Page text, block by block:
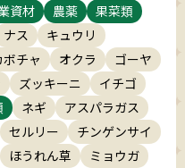
資材 農薬
果菜類
ナス
キュウリ
ボチャ オクラ
ゴーヤ
ズッキーニ
イチゴ
ネギ
アスパラガス
セルリー
チンゲンサイ
ほうれん草
ミョウガ